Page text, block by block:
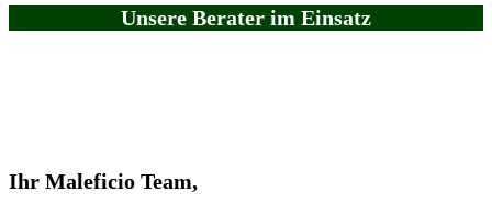
Unsere Berater im Einsatz
Ihr Maleficio Team,